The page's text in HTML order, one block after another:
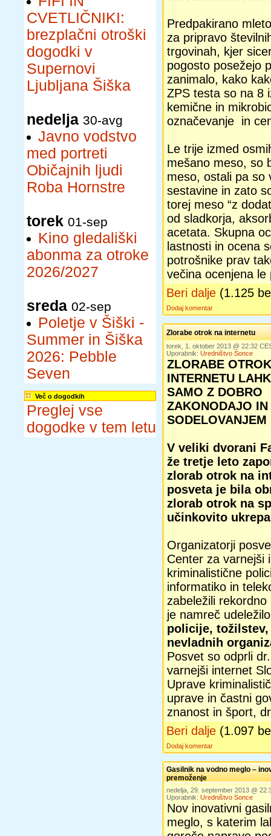
CVETLIČNIKI:
brezplačni otroški
dogodki v
Supernovi
Ljubljana Šiška
nedelja 30-avg
Javno vodstvo
med portreti
Običajnih ljudi
Roba Hornstre
torek 01-sep
Kino gledališki
abonma za otroke
2026/2027
sreda 02-sep
Poletje v Šiški -
Summer in Šiška
2026: Pebble
Seven
Več o dogodkih
Preglej vse
dogodke v tem letu
Predpakirano
za pripravo
trgovinah, kjer
pogosto posežejo
zanimalo, kako
ZPS testa so na 8
kemične in
označevanje in
Le trije izmed
mešano meso, so
meso, ostali pa so
sestavine in zato
torej meso “z
od sladkorja,
acetata. Skupna
lastnosti in ocena
potrošnike prav
večina ocenjena le
Beri dalje (1.125
Dodaj komentar
Zlorabe otrok na internetu
torek, 1. oktober 2013 @ 22:32
Uporabnik: Uredništvo Sonce
ZLORABE
INTERNETU
SAMO Z DOBRO
ZAKONODAJO IN
SODELOVANJEM
V veliki dvorani
že tretje leto
zlorab otrok na
posveta je bila
zlorab otrok na
učinkovito
Organizatorji
Center za varnejši
kriminalistične
informatiko in
zabeležili
je namreč
policije,
nevladnih
Posvet so odprli
varnejši internet
Uprave
uprave in častni
znanost in šport,
Beri dalje (1.097
Dodaj komentar
Gasilnik na vodno meglo –
premoženje
nedelja, 29. september 2013 @
Uporabnik: Uredništvo Sonce
Nov inovativni
meglo, s katerim